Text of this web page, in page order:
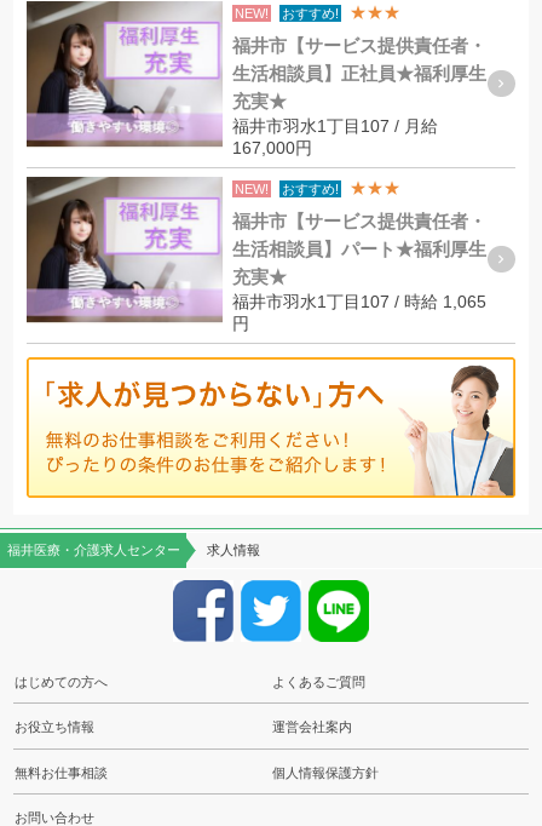
NEW! おすすめ! ★★★
福井市【サービス提供責任者・
生活相談員】正社員★福利厚生
充実★
福井市羽水1丁目107 / 月給
167,000円
NEW! おすすめ! ★★★
福井市【サービス提供責任者・
生活相談員】パート★福利厚生
充実★
福井市羽水1丁目107 / 時給 1,065
円
福井医療・介護求人センター 求人情報
はじめての方へ よくあるご質問
お役立ち情報 運営会社案内
無料お仕事相談 個人情報保護方針
お問い合わせ